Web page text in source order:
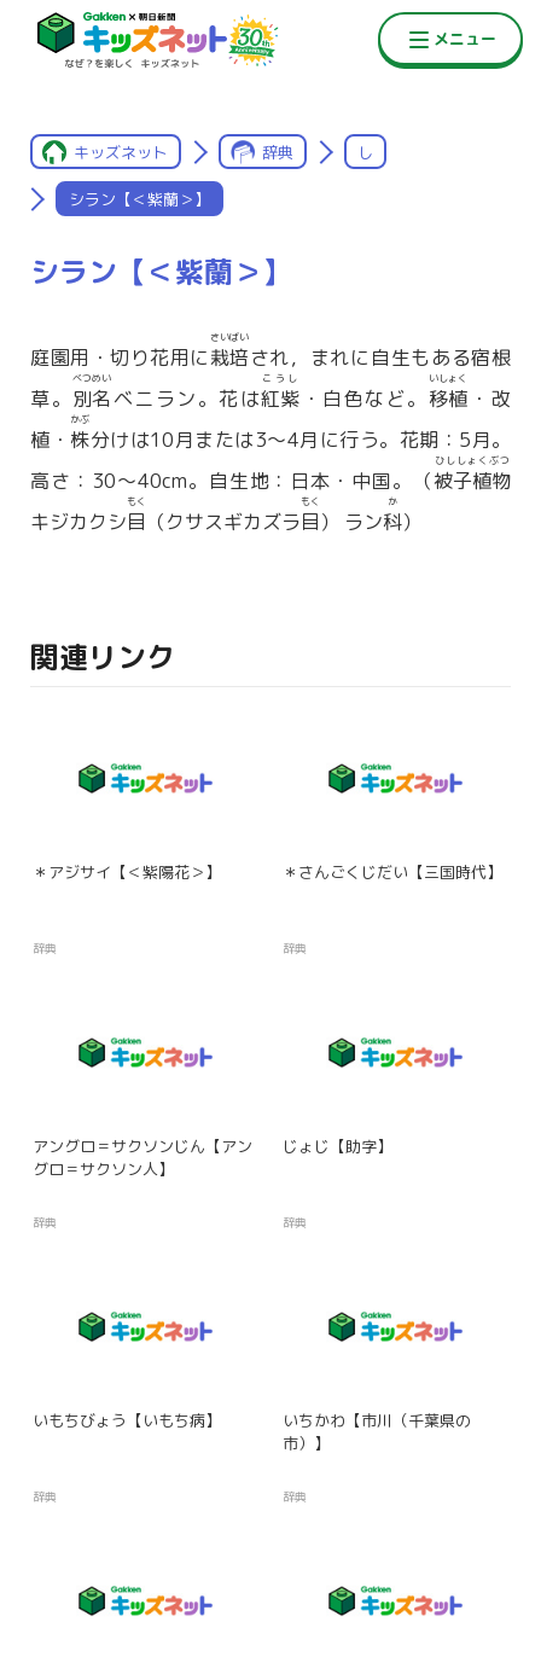
キッズネット 辞典 し
シラン【＜紫蘭＞】
シラン【＜紫蘭＞】
庭園用・切り花用に栽培
さいばい
され，まれに自生もある宿根
草。 別名
べつめい
ベニラン。花は紅紫
こうし
・白色など。 移植
いしょく
・改
植・ 株
かぶ
分けは10月または3〜4月に行う。花期：5月。
高さ：30〜40cm。自生地：日本・中国。（被子植物
ひししょくぶつ
キジカクシ目
もく
（クサスギカズラ目
もく
） ラン科
か
）
関連リンク
＊アジサイ【＜紫陽花＞】
辞典
＊さんごくじだい【三国時代】
辞典
アングロ＝サクソンじん【アン
グロ＝サクソン人】
辞典
じょじ【助字】
辞典
いもちびょう【いもち病】
辞典
いちかわ【市川（千葉県の
市）】
辞典